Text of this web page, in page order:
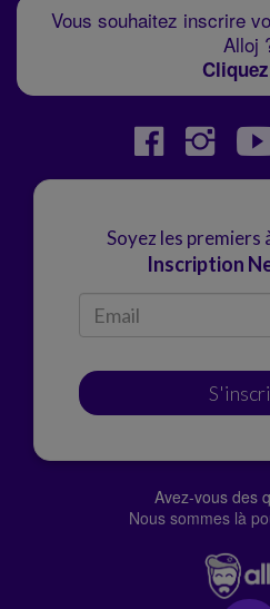
Vous souhaitez inscrire
Alloj
Soyez les premiers
Inscription
Avez-vous des
Nous sommes là